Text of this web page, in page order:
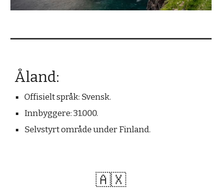
Åland:
Offisielt språk: Svensk.
Innbyggere: 31.000.
Selvstyrt område under Finland.
🇦🇽